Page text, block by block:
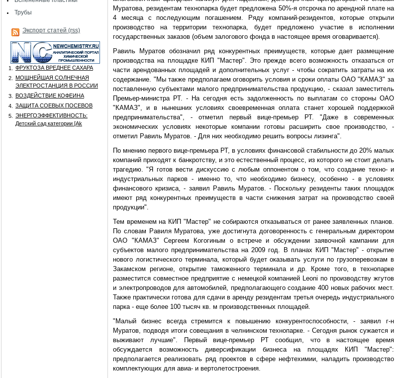
Трубы
Экспорт статей (rss)
1.
ФРУКТОЗА ВРЕДНЕЕ САХАРА
2.
МОЩНЕЙШАЯ СОЛНЕЧНАЯ
ЭЛЕКТРОСТАНЦИЯ В РОССИИ
3.
ВОЗДЕЙСТВИЕ КОФЕИНА
4.
ЗАЩИТА СОЕВЫХ ПОСЕВОВ
5.
ЭНЕРГОЭФФЕКТИВНОСТЬ:
Детский сад категории [Аk
Муратова, резидентам технопарка будет предложена 50%-я отсрочка по арендной плате на
4 месяца с последующим погашением. Ряду компаний-резидентов, которые открыли
производство на территории технопарка, будет предложено участие в исполнении
государственных заказов (объем залогового фонда в настоящее время оговаривается).
Равиль Муратов обозначил ряд конкурентных преимуществ, которые дает размещение
производства на площадке КИП "Мастер". Это прежде всего возможность отказаться от
части арендованных площадей и дополнительных услуг - чтобы сократить затраты на их
содержание. "Мы также предполагаем оговорить условия и сроки оплаты ОАО "КАМАЗ" за
поставленную субъектами малого предпринимательства продукцию, - сказал заместитель
Премьер-министра РТ. - На сегодня есть задолженность по выплатам со стороны ОАО
"КАМАЗ", и в нынешних условиях своевременная оплата станет хорошей поддержкой
предпринимательства", - отметил первый вице-премьер РТ. "Даже в современных
экономических условиях некоторые компании готовы расширить свое производство, -
отметил Равиль Муратов. - Для них необходимо решить вопросы лизинга".
По мнению первого вице-премьера РТ, в условиях финансовой стабильности до 20% малых
компаний приходят к банкротству, и это естественный процесс, из которого не стоит делать
трагедию. "Я готов вести дискуссию с любым оппонентом о том, что создание техно- и
индустриальных парков - именно то, что необходимо бизнесу, особенно - в условиях
финансового кризиса, - заявил Равиль Муратов. - Поскольку резиденты таких площадок
имеют ряд конкурентных преимуществ в части снижения затрат на производство своей
продукции".
Тем временем на КИП "Мастер" не собираются отказываться от ранее заявленных планов.
По словам Равиля Муратова, уже достигнута договоренность с генеральным директором
ОАО "КАМАЗ" Сергеем Когогиным о встрече и обсуждении заявочной кампании для
субъектов малого предпринимательства на 2009 год. В планах КИП "Мастер" - открытие
нового логистического терминала, который будет оказывать услуги по грузоперевозкам в
Закамском регионе, открытие таможенного терминала и др. Кроме того, в технопарке
разместится совместное предприятие с немецкой компанией Leoni по производству жгутов
и электропроводов для автомобилей, предполагающего создание 400 новых рабочих мест.
Также практически готова для сдачи в аренду резидентам третья очередь индустриального
парка - еще более 100 тысяч кв. м производственных площадей.
"Малый бизнес всегда стремится к повышению конкурентоспособности, - заявил г-н
Муратов, подводя итоги совещания в челнинском технопарке. - Сегодня рынок сужается и
выживают лучшие". Первый вице-премьер РТ сообщил, что в настоящее время
обсуждается возможность диверсификации бизнеса на площадях КИП "Мастер":
предполагается реализовать ряд проектов в сфере нефтехимии, наладить производство
комплектующих для авиа- и вертолетостроения.